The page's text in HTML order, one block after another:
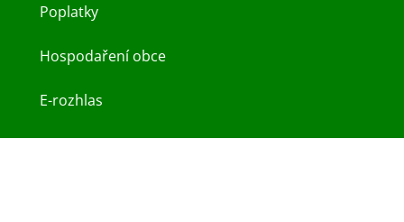
Poplatky
Hospodaření obce
E-rozhlas